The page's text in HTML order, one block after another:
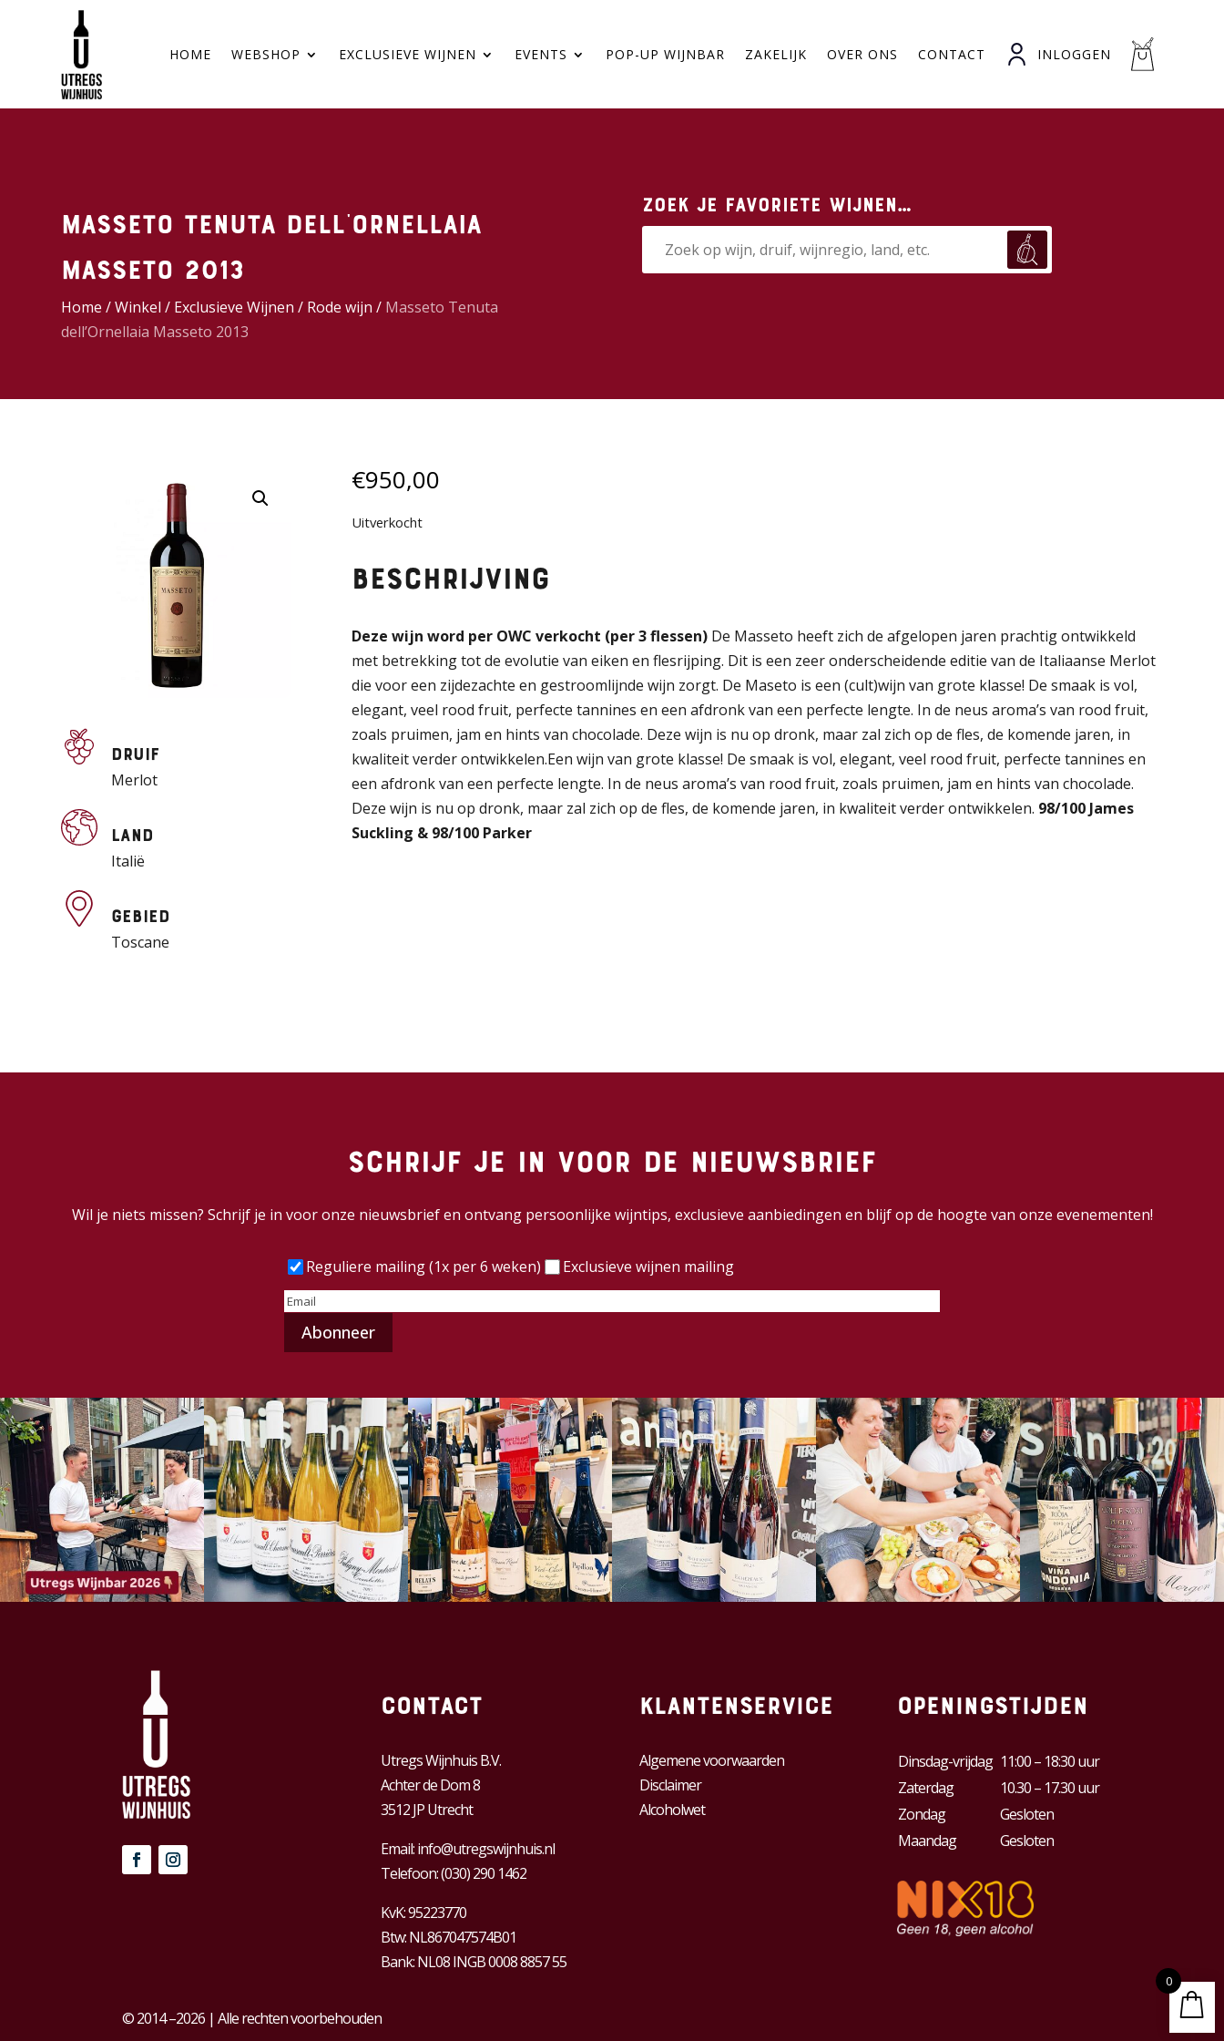
HOME WEBSHOP EXCLUSIEVE WIJNEN EVENTS POP-UP WIJNBAR ZAKELIJK OVER ONS CONTACT INLOGGEN
Masseto Tenuta dell’Ornellaia
Masseto 2013
Home /Winkel / Exclusieve Wijnen / Rode wijn / Masseto Tenuta
dell’Ornellaia Masseto 2013
Zoek je favoriete wijnen…
Druif
Merlot
Land
Italië
Gebied
Toscane
€950,00
Uitverkocht
Beschrijving
Deze wijn word per OWC verkocht (per 3 flessen) De Masseto heeft zich de afgelopen jaren prachtig ontwikkeld
met betrekking tot de evolutie van eiken en flesrijping. Dit is een zeer onderscheidende editie van de Italiaanse Merlot
die voor een zijdezachte en gestroomlijnde wijn zorgt. De Maseto is een (cult)wijn van grote klasse! De smaak is vol,
elegant, veel rood fruit, perfecte tannines en een afdronk van een perfecte lengte. In de neus aroma’s van rood fruit,
zoals pruimen, jam en hints van chocolade. Deze wijn is nu op dronk, maar zal zich op de fles, de komende jaren, in
kwaliteit verder ontwikkelen.Een wijn van grote klasse! De smaak is vol, elegant, veel rood fruit, perfecte tannines en
een afdronk van een perfecte lengte. In de neus aroma’s van rood fruit, zoals pruimen, jam en hints van chocolade.
Deze wijn is nu op dronk, maar zal zich op de fles, de komende jaren, in kwaliteit verder ontwikkelen. 98/100 James
Suckling & 98/100 Parker
Schrijf je in voor de nieuwsbrief
Wil je niets missen? Schrijf je in voor onze nieuwsbrief en ontvang persoonlijke wijntips, exclusieve aanbiedingen en blijf op de hoogte van onze evenementen!
Frequentie(Vereist)
Reguliere mailing (1x per 6 weken)
Exclusieve wijnen mailing
E-
mailadres
Contact
Utregs Wijnhuis B.V.
Achter de Dom 8
3512 JP Utrecht
Email:info@utregswijnhuis.nl
Telefoon:(030) 290 1462
KvK:95223770
Btw:NL867047574B01
Bank: NL08 INGB 0008 8857 55
Klantenservice
Algemene voorwaarden
Disclaimer
Alcoholwet
Openingstijden
Dinsdag-vrijdag 11:00 – 18:30 uur
Zaterdag
10.30 – 17.30 uur
Zondag
Gesloten
Maandag
Gesloten
© 2014 –2026 | Alle rechten voorbehouden
0